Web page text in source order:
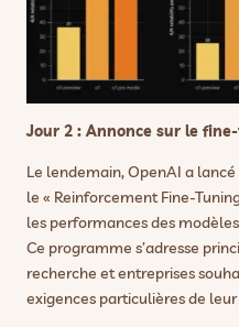
Jour 2 : Annonce sur le
Le lendemain, OpenAI a
le « Reinforcement Fine-
les performances des
Ce programme s’adresse
recherche et entreprises
exigences particulières de